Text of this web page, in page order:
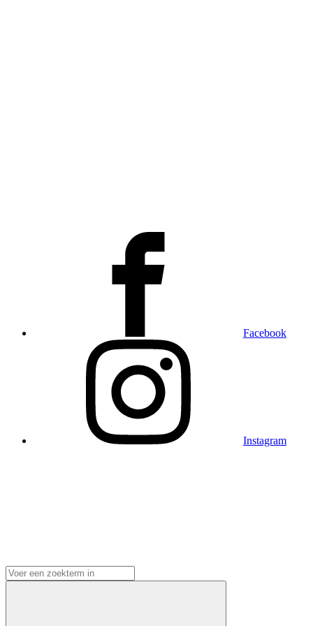
Facebook
Instagram